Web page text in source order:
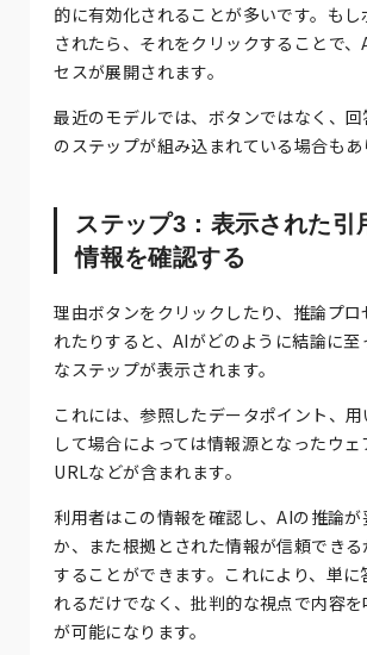
的に有効化されることが多いです。も
されたら、それをクリックすることで、
セスが展開されます。
最近のモデルでは、ボタンではなく、
のステップが組み込まれている場合もあ
ステップ3：表示された引
情報を確認する
理由ボタンをクリックしたり、推論プロ
れたりすると、AIがどのように結論に
なステップが表示されます。
これには、参照したデータポイント、
して場合によっては情報源となったウェ
URLなどが含まれます。
利用者はこの情報を確認し、AIの推論が
か、また根拠とされた情報が信頼でき
することができます。これにより、単に
れるだけでなく、批判的な視点で内容を
が可能になります。